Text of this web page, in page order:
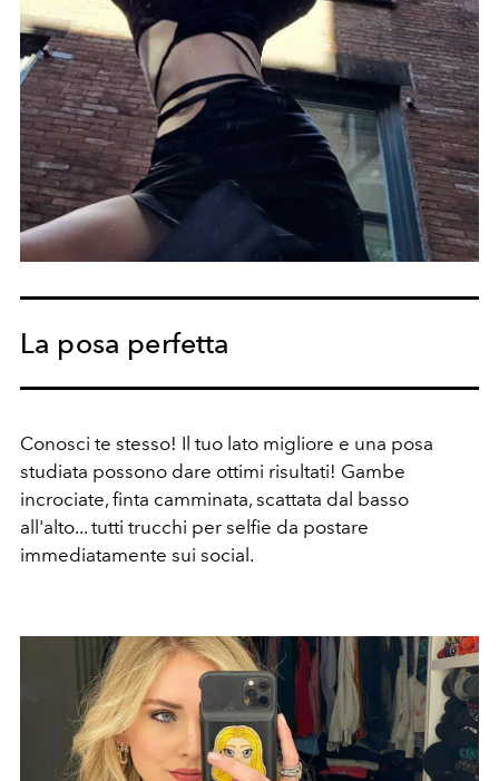
La posa perfetta
Conosci te stesso! Il tuo lato migliore e una posa
studiata possono dare ottimi risultati! Gambe
incrociate, finta camminata, scattata dal basso
all'alto... tutti trucchi per selfie da postare
immediatamente sui social.